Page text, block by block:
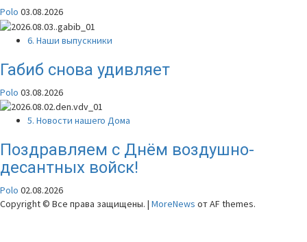
Polo 03.08.2026
6. Наши выпускники
Габиб снова удивляет
Polo 03.08.2026
5. Новости нашего Дома
Поздравляем с Днём воздушно-
десантных войск!
Polo 02.08.2026
Copyright © Все права защищены. | MoreNews от AF themes.